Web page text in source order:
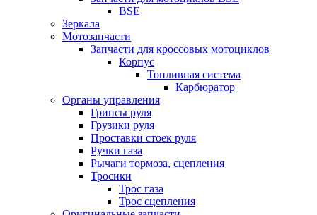
BSE
Зеркала
Мотозапчасти
Запчасти для кроссовых мотоциклов
Корпус
Топливная система
Карбюратор
Органы управления
Грипсы руля
Грузики руля
Проставки стоек руля
Ручки газа
Рычаги тормоза, сцепления
Тросики
Трос газа
Трос сцепления